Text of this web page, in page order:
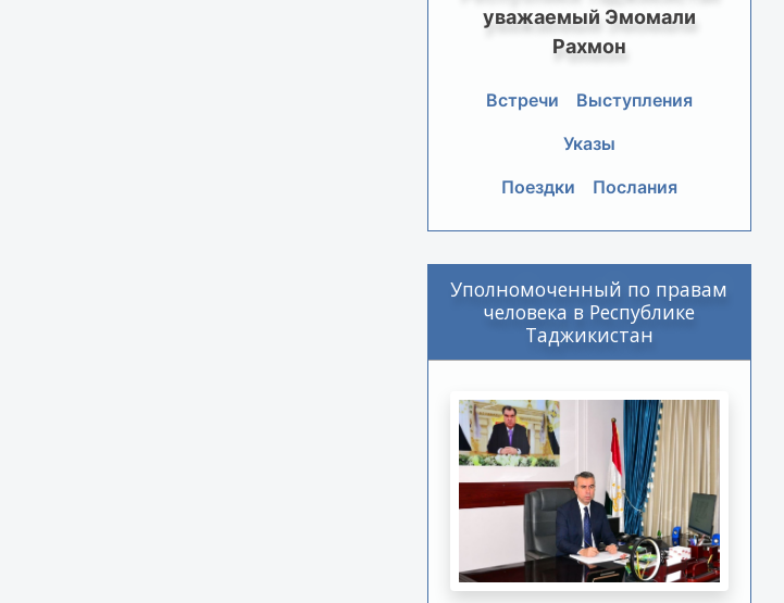
уважаемый Эмомали
Рахмон
Встречи
Выступления
Указы
Поездки
Послания
Уполномоченный по правам
человека в Республике
Таджикистан